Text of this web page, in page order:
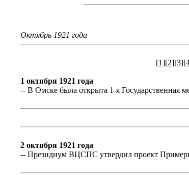
Октябрь 1921 года
[1][2][3][
1 октября 1921 года
-- В Омске была открыта 1-я Государственная
2 октября 1921 года
-- Президиум ВЦСПС утвердил проект